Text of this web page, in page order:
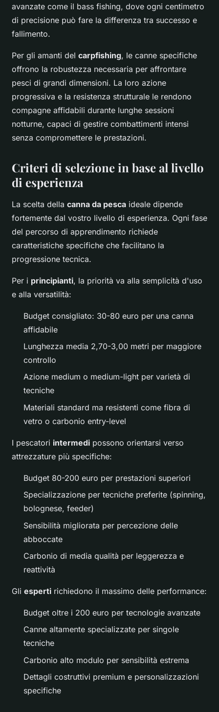
avanzate come il bass fishing, dove ogni centimetro
di precisione può fare la differenza tra successo e
fallimento.
Per gli amanti del carpfishing, le canne specifiche
offrono la robustezza necessaria per affrontare
pesci di grandi dimensioni. La loro azione
progressiva e la resistenza strutturale le rendono
compagne affidabili durante lunghe sessioni
notturne, capaci di gestire combattimenti intensi
senza compromettere le prestazioni.
Criteri di selezione in base al livello
di esperienza
La scelta della canna da pesca ideale dipende
fortemente dal vostro livello di esperienza. Ogni fase
del percorso di apprendimento richiede
caratteristiche specifiche che facilitano la
progressione tecnica.
Per i principianti, la priorità va alla semplicità d'uso
e alla versatilità:
Budget consigliato: 30-80 euro per una canna
affidabile
Lunghezza media 2,70-3,00 metri per maggiore
controllo
Azione medium o medium-light per varietà di
tecniche
Materiali standard ma resistenti come fibra di
vetro o carbonio entry-level
I pescatori intermedi possono orientarsi verso
attrezzature più specifiche:
Budget 80-200 euro per prestazioni superiori
Specializzazione per tecniche preferite (spinning,
bolognese, feeder)
Sensibilità migliorata per percezione delle
abboccate
Carbonio di media qualità per leggerezza e
reattività
Gli esperti richiedono il massimo delle performance:
Budget oltre i 200 euro per tecnologie avanzate
Canne altamente specializzate per singole
tecniche
Carbonio alto modulo per sensibilità estrema
Dettagli costruttivi premium e personalizzazioni
specifiche